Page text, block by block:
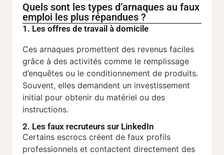
Quels sont les types d’arnaques au faux
emploi les plus répandues ?
1. Les offres de travail à domicile
Ces arnaques promettent des revenus faciles
grâce à des activités comme le remplissage
d’enquêtes ou le conditionnement de produits.
Souvent, elles demandent un investissement
initial pour obtenir du matériel ou des
instructions.
2. Les faux recruteurs sur LinkedIn
Certains escrocs créent de faux profils
professionnels et contactent directement des